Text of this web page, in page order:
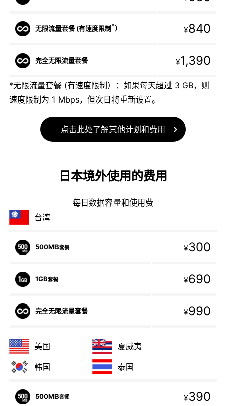
无限流量套餐 (有速度限制 *） ¥840
完全无限流量套餐 ¥1,390
*无限流量套餐 (有速度限制）：如果每天超过 3 GB，则
速度限制为 1 Mbps，但次日将重新设置。
点击此处了解其他计划和费用
日本境外使用的费用
每日数据容量和使用费
台湾
500MB套餐 ¥300
1GB套餐 ¥690
完全无限流量套餐 ¥990
美国
夏威夷
韩国
泰国
500MB套餐 ¥390